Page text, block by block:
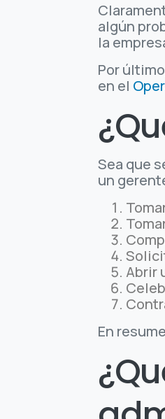
algún
la
Por
en el
Sea que
un
Abrir
En